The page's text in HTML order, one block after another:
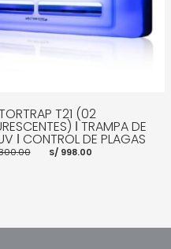
T21 (02
ǀ TRAMPA DE
ǀ CONTROL DE PLAGAS
El
precio
S/998.00